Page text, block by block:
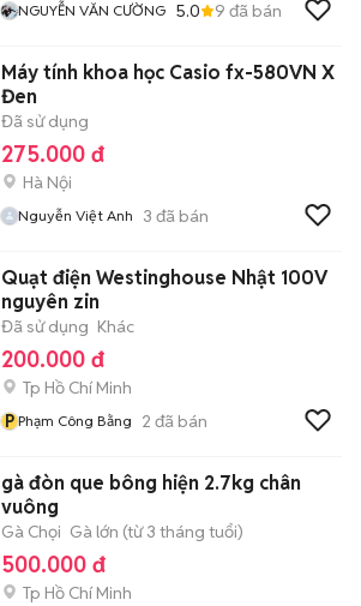
NGUYỄN VĂN CƯỜNG 5.0 9 đã bán
Máy tính khoa học Casio fx-580VN X
Đen
Đã sử dụng
275.000 đ
Hà Nội
Nguyễn Việt Anh 3 đã bán
Quạt điện Westinghouse Nhật 100V
nguyên zin
Đã sử dụng Khác
200.000 đ
Tp Hồ Chí Minh
P Phạm Công Bằng 2 đã bán
gà đòn que bông hiện 2.7kg chân
vuông
Gà Chọi Gà lớn (từ 3 tháng tuổi)
500.000 đ
Tp Hồ Chí Minh